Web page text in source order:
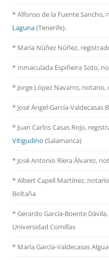
* Alfonso de la Fuente Sancho,
Laguna(Tenerife).
* María Núñez Núñez,
* Inmaculada Espiñeira Soto,
* Jorge López Navarro, notario,
* José Ángel García-
* Juan Carlos Casas Rojo,
Vitigudino (Salamanca)
* José Antonio Riera Álvarez,
* Albert Capell Martínez, notario
Boltaña
* Gerardo García-Boente
Universidad Comillas
* María García-Valdecasas